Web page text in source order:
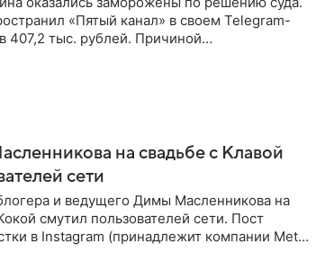
«Пятый канал» в своем Telegram-
407,2 тыс. рублей. Причиной
на свадьбе с Клавой
сети
и ведущего Димы Масленникова на
смутил пользователей сети. Пост
в Instagram (принадлежит компании Meta,